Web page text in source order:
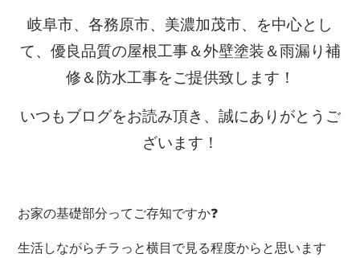
岐阜市、各務原市、美濃加茂市、を中心とし
て、優良品質の屋根工事＆外壁塗装＆雨漏り補
修＆防水工事をご提供致します！
いつもブログをお読み頂き、誠にありがとうご
ざいます！
お家の基礎部分ってご存知ですか❓
生活しながらチラっと横目で見る程度からと思います